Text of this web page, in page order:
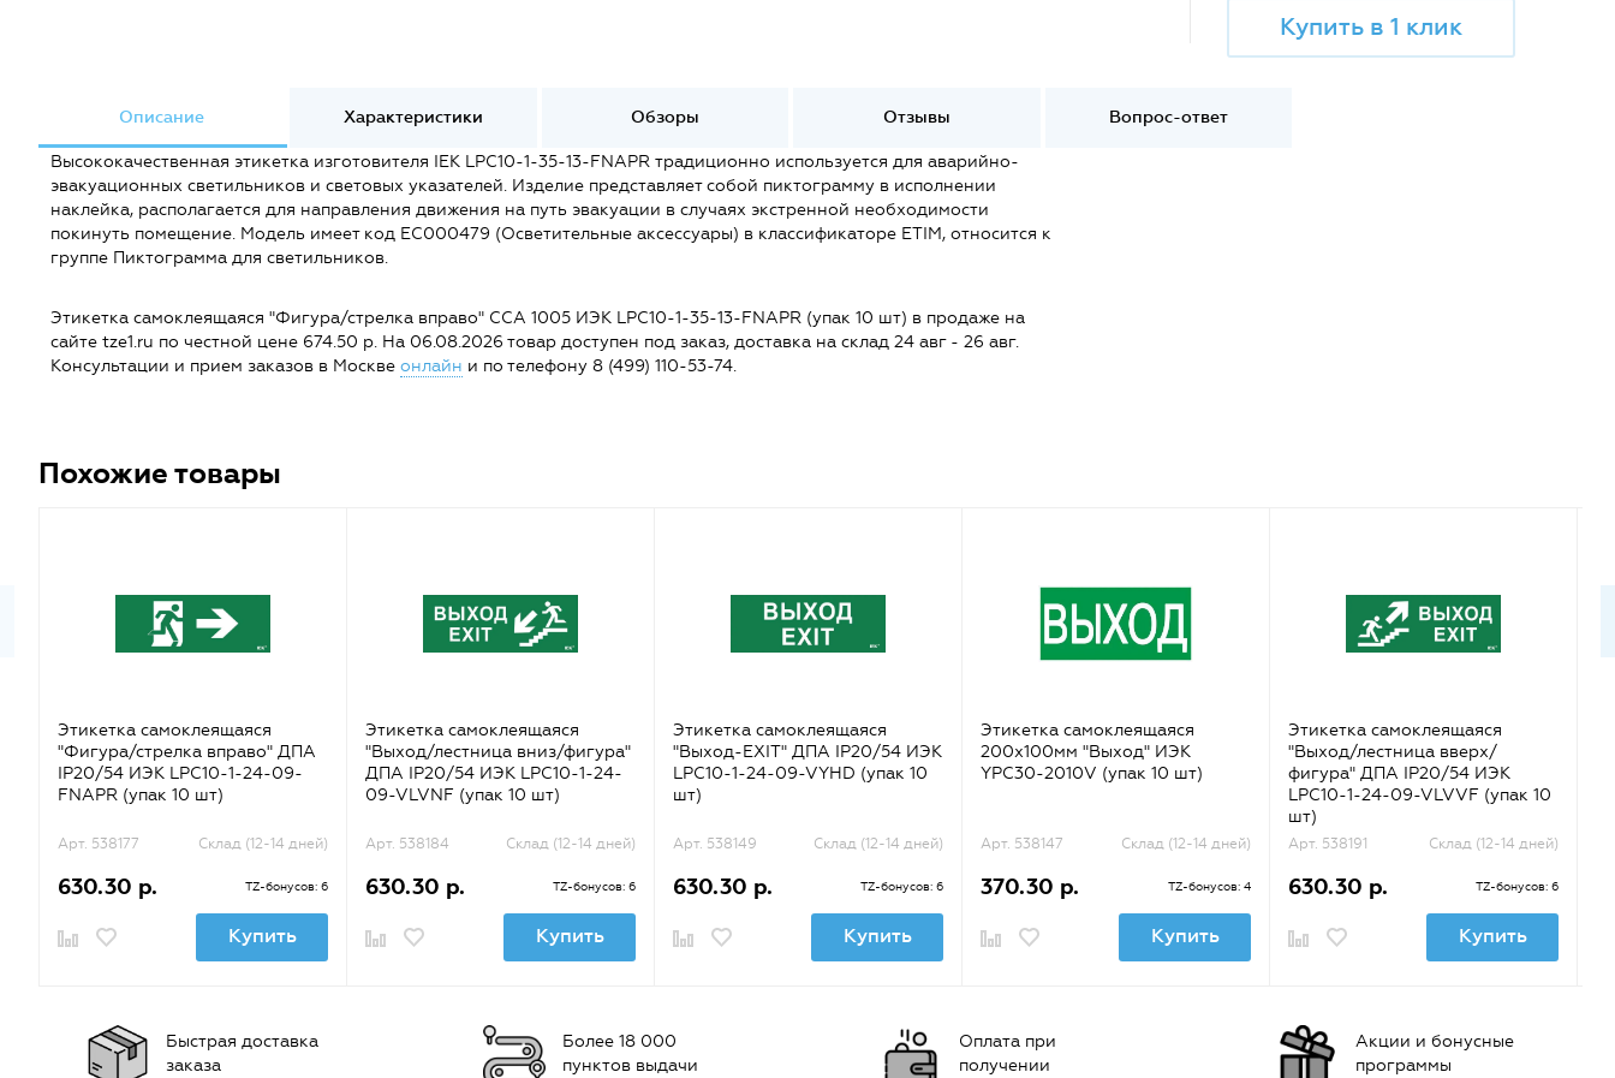
Купить в 1 клик
Описание Характеристики Обзоры Отзывы Вопрос-ответ
Высококачественная этикетка изготовителя IEK LPC10-1-35-13-FNAPR традиционно используется для аварийно-
эвакуационных светильников и световых указателей. Изделие представляет собой пиктограмму в исполнении
наклейка, располагается для направления движения на путь эвакуации в случаях экстренной необходимости
покинуть помещение. Модель имеет код EC000479 (Осветительные аксессуары) в классификаторе ETIM, относится к
группе Пиктограмма для светильников.
Этикетка самоклеящаяся "Фигура/стрелка вправо" ССА 1005 ИЭК LPC10-1-35-13-FNAPR (упак 10 шт) в продаже на
сайте tze1.ru по честной цене 674.50 р. На 06.08.2026 товар доступен под заказ, доставка на склад 24 авг - 26 авг.
Консультации и прием заказов в Москве онлайн и по телефону 8 (499) 110-53-74.
Похожие товары
Этикетка самоклеящаяся
"Фигура/стрелка вправо" ДПА
IP20/54 ИЭК LPC10-1-24-09-
FNAPR (упак 10 шт)
Арт. 538177 Склад (12-14 дней)
630.30 р. TZ-бонусов: 6
Купить
Этикетка самоклеящаяся
"Выход/лестница вниз/фигура"
ДПА IP20/54 ИЭК LPC10-1-24-
09-VLVNF (упак 10 шт)
Арт. 538184 Склад (12-14 дней)
630.30 р. TZ-бонусов: 6
Купить
Этикетка самоклеящаяся
"Выход-EXIT" ДПА IP20/54 ИЭК
LPC10-1-24-09-VYHD (упак 10
шт)
Арт. 538149 Склад (12-14 дней)
630.30 р. TZ-бонусов: 6
Купить
Этикетка самоклеящаяся
200х100мм "Выход" ИЭК
YPC30-2010V (упак 10 шт)
Арт. 538147 Склад (12-14 дней)
370.30 р. TZ-бонусов: 4
Купить
Этикетка самоклеящаяся
"Выход/лестница вверх/
фигура" ДПА IP20/54 ИЭК
LPC10-1-24-09-VLVVF (упак 10
шт)
Арт. 538191 Склад (12-14 дней)
630.30 р. TZ-бонусов: 6
Купить
Быстрая доставка
заказа
Более 18 000
пунктов выдачи
Оплата при
получении
Акции и бонусные
программы